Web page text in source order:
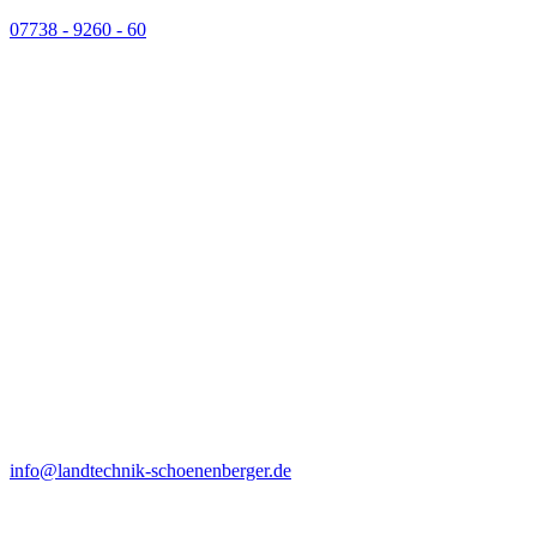
07738 - 9260 - 60
info@landtechnik-schoenenberger.de